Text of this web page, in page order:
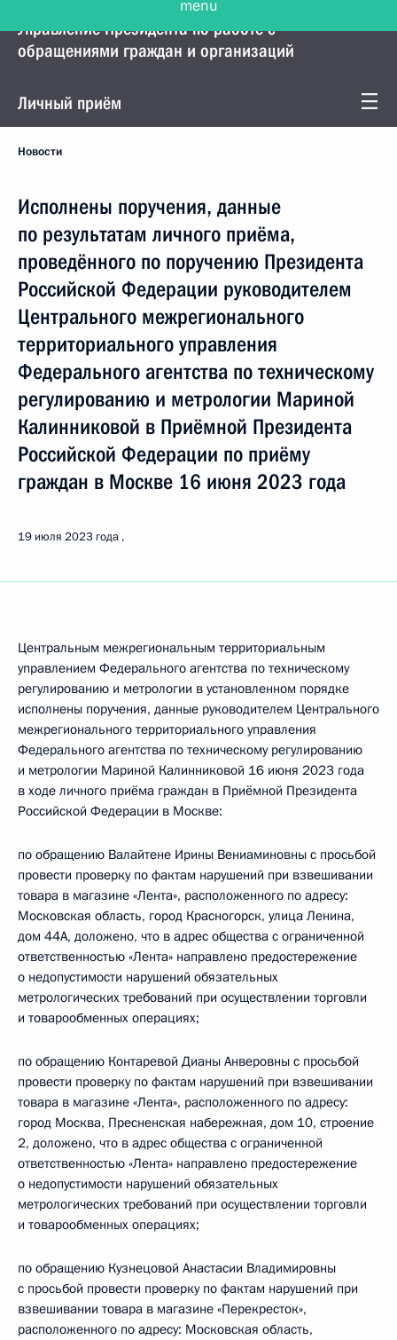
Управление Президента по работе с
обращениями граждан и организаций
Личный приём
Новости
Исполнены поручения, данные
по результатам личного приёма,
проведённого по поручению Президента
Российской Федерации руководителем
Центрального межрегионального
территориального управления
Федерального агентства по техническому
регулированию и метрологии Мариной
Калинниковой в Приёмной Президента
Российской Федерации по приёму
граждан в Москве 16 июня 2023 года
19 июля 2023 года
Центральным межрегиональным территориальным
управлением Федерального агентства по техническому
регулированию и метрологии в установленном порядке
исполнены поручения, данные руководителем Центрального
межрегионального территориального управления
Федерального агентства по техническому регулированию
и метрологии Мариной Калинниковой 16 июня 2023 года
в ходе личного приёма граждан в Приёмной Президента
Российской Федерации в Москве:
по обращению Валайтене Ирины Вениаминовны с просьбой
провести проверку по фактам нарушений при взвешивании
товара в магазине «Лента», расположенного по адресу:
Московская область, город Красногорск, улица Ленина,
дом 44А, доложено, что в адрес общества с ограниченной
ответственностью «Лента» направлено предостережение
о недопустимости нарушений обязательных
метрологических требований при осуществлении торговли
и товарообменных операциях;
по обращению Контаревой Дианы Анверовны с просьбой
провести проверку по фактам нарушений при взвешивании
товара в магазине «Лента», расположенного по адресу:
город Москва, Пресненская набережная, дом 10, строение
2, доложено, что в адрес общества с ограниченной
ответственностью «Лента» направлено предостережение
о недопустимости нарушений обязательных
метрологических требований при осуществлении торговли
и товарообменных операциях;
по обращению Кузнецовой Анастасии Владимировны
с просьбой провести проверку по фактам нарушений при
взвешивании товара в магазине «Перекресток»,
расположенного по адресу: Московская область,